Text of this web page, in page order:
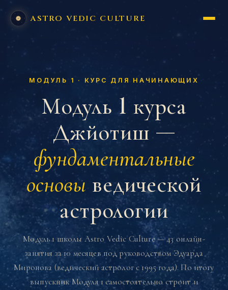
ASTRO VEDIC CULTURE
МОДУЛЬ 1 · КУРС ДЛЯ НАЧИНАЮЩИХ
Модуль 1 курса
Джйотиш —
фундаментальные
основы ведической
астрологии
Модуль 1 школы Astro Vedic Culture — 43 онлайн-
занятия за 10 месяцев под руководством Эдуарда
Миронова (ведический астролог с 1995 года). По итогу
выпускник Модуля 1 самостоятельно строит и